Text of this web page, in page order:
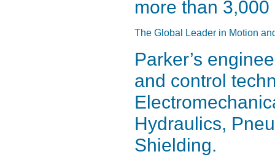
more than
The Global Leader in Motion
Parker’s
and control
Hydraulics,
Shielding.